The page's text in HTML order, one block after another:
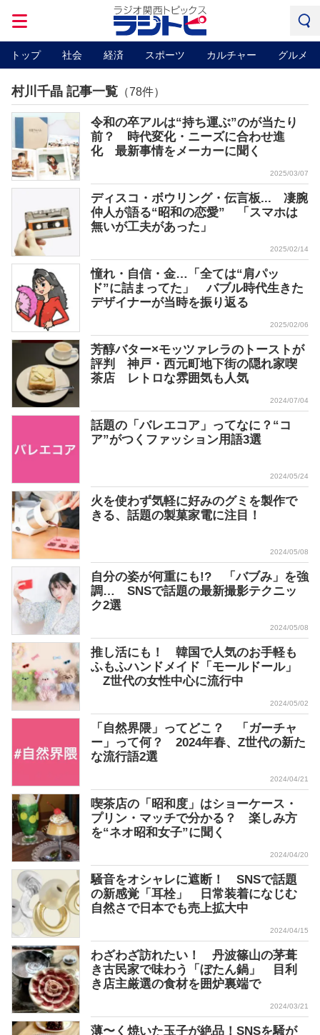
トップ 社会 経済 スポーツ カルチャー グルメ
村川千晶 記事一覧 （78件）
令和の卒アルは“持ち運ぶ”のが当たり
前？ 時代変化・ニーズに合わせ進
化 最新事情をメーカーに聞く
2025/03/07
ディスコ・ボウリング・伝言板... 凄腕
仲人が語る“昭和の恋愛” 「スマホは
無いが工夫があった」
2025/02/14
憧れ・自信・金…「全ては“肩パッ
ド”に詰まってた」 バブル時代生きた
デザイナーが当時を振り返る
2025/02/06
芳醇バター×モッツァレラのトーストが
評判 神戸・西元町地下街の隠れ家喫
茶店 レトロな雰囲気も人気
2024/07/04
話題の「バレエコア」ってなに？“コ
ア”がつくファッション用語3選
2024/05/24
火を使わず気軽に好みのグミを製作で
きる、話題の製菓家電に注目！
2024/05/08
自分の姿が何重にも!? 「バブみ」を強
調… SNSで話題の最新撮影テクニッ
ク2選
2024/05/08
推し活にも！ 韓国で人気のお手軽も
ふもふハンドメイド「モールドール」
Z世代の女性中心に流行中
2024/05/02
「自然界隈」ってどこ？ 「ガーチャ
ー」って何？ 2024年春、Z世代の新た
な流行語2選
2024/04/21
喫茶店の「昭和度」はショーケース・
プリン・マッチで分かる？ 楽しみ方
を“ネオ昭和女子”に聞く
2024/04/20
騒音をオシャレに遮断！ SNSで話題
の新感覚「耳栓」 日常装着になじむ
自然さで日本でも売上拡大中
2024/04/15
わざわざ訪れたい！ 丹波篠山の茅葺
き古民家で味わう「ぼたん鍋」 目利
き店主厳選の食材を囲炉裏端で
2024/03/21
薄〜く焼いた玉子が絶品！SNSを騒が